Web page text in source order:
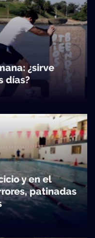
¿sirve
días?
y en el
patinadas